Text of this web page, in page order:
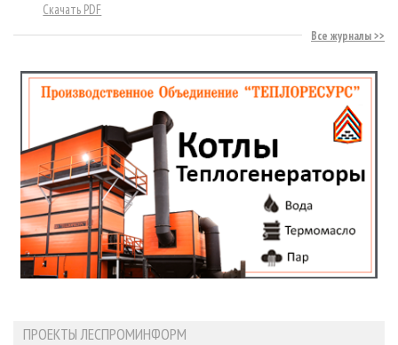
Скачать PDF
Все журналы
ПРОЕКТЫ ЛЕСПРОМИНФОРМ